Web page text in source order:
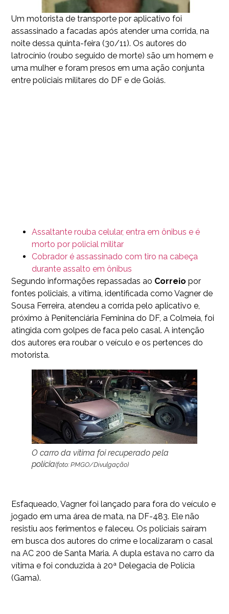
Um motorista de transporte por aplicativo foi
assassinado a facadas após atender uma corrida, na
noite dessa quinta-feira (30/11). Os autores do
latrocínio (roubo seguido de morte) são um homem e
uma mulher e foram presos em uma ação conjunta
entre policiais militares do DF e de Goiás.
Assaltante rouba celular, entra em ônibus e é
morto por policial militar
Cobrador é assassinado com tiro na cabeça
durante assalto em ônibus
Segundo informações repassadas ao Correio por
fontes policiais, a vítima, identificada como Vagner de
Sousa Ferreira, atendeu a corrida pelo aplicativo e,
próximo à Penitenciária Feminina do DF, a Colmeia, foi
atingida com golpes de faca pelo casal. A intenção
dos autores era roubar o veículo e os pertences do
motorista.
O carro da vítima foi recuperado pela
polícia(foto: PMGO/Divulgação)
Esfaqueado, Vagner foi lançado para fora do veículo e
jogado em uma área de mata, na DF-483. Ele não
resistiu aos ferimentos e faleceu. Os policiais saíram
em busca dos autores do crime e localizaram o casal
na AC 200 de Santa Maria. A dupla estava no carro da
vítima e foi conduzida à 20ª Delegacia de Polícia
(Gama).